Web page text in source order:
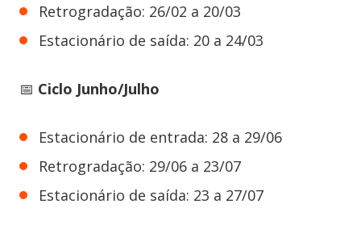
Retrogradação: 26/02 a 20/03
Estacionário de saída: 20 a 24/03
📅 Ciclo Junho/Julho
Estacionário de entrada: 28 a 29/06
Retrogradação: 29/06 a 23/07
Estacionário de saída: 23 a 27/07